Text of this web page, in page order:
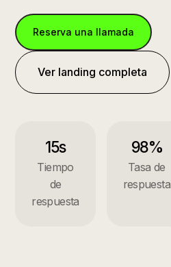
Reserva una llamada
Ver landing completa
15s
Tiempo
de
respuesta
98%
Tasa de
respuesta